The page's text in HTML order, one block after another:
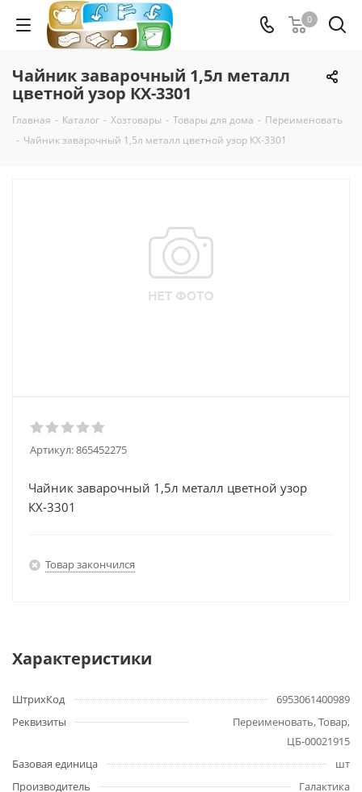
0
Чайник заварочный 1,5л металл
цветной узор КХ-3301
Главная - Каталог - Хозтовары - Товары для дома - Переименовать
- Чайник заварочный 1,5л металл цветной узор КХ-3301
Артикул:865452275
Чайник заварочный 1,5л металл цветной узор
КХ-3301
Товар закончился
Характеристики
ШтрихКод
6953061400989
Реквизиты
Переименовать, Товар,
ЦБ-00021915
Базовая единица
шт
Производитель
Галактика